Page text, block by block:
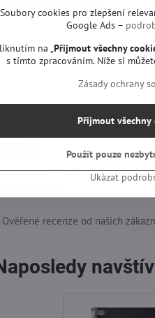
pouze za 89 Kč
Kč zdarma
Ověřené recenze od našich
Soubory cookies pro zlepšení
Google Ads –
na „Přijmout všechny
s tímto zpracováním. Níže si
Zásady ochrany
Ukázat
Přijmout všechny
Použít pouze